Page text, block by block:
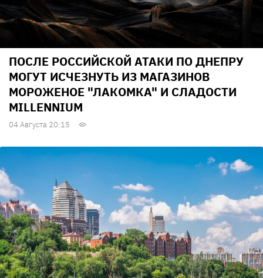
ПОСЛЕ РОССИЙСКОЙ АТАКИ ПО ДНЕПРУ
МОГУТ ИСЧЕЗНУТЬ ИЗ МАГАЗИНОВ
МОРОЖЕНОЕ "ЛАКОМКА" И СЛАДОСТИ
MILLENNIUM
04 Августа 20:15